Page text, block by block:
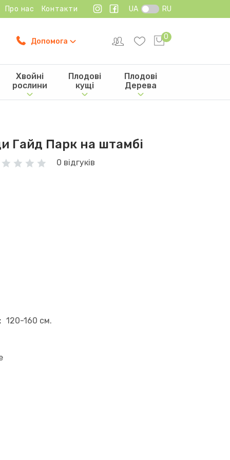
Про нас Контакти UA RU
Допомога
0
Хвойні
рослини
Плодові
кущі
Плодові
Дерева
Гайд Парк на штамбі
0 відгуків
120-160 см.